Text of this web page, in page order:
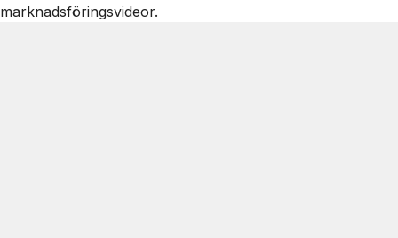
marknadsföringsvideor.